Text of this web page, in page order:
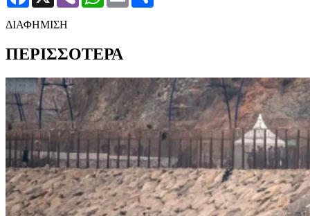
ΔΙΑΦΗΜΙΣΗ
ΠΕΡΙΣΣΟΤΕΡΑ